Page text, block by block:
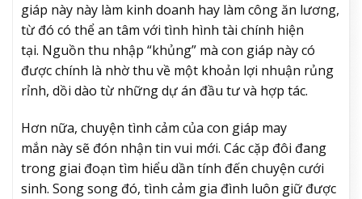
giáp này này làm kinh doanh hay làm công ăn lương,
từ đó có thể an tâm với tình hình tài chính hiện
tại. Nguồn thu nhập “khủng” mà con giáp này có
được chính là nhờ thu về một khoản lợi nhuận rủng
rỉnh, dồi dào từ những dự án đầu tư và hợp tác.
Hơn nữa, chuyện tình cảm của con giáp may
mắn này sẽ đón nhận tin vui mới. Các cặp đôi đang
trong giai đoạn tìm hiểu dần tính đến chuyện cưới
sinh. Song song đó, tình cảm gia đình luôn giữ được